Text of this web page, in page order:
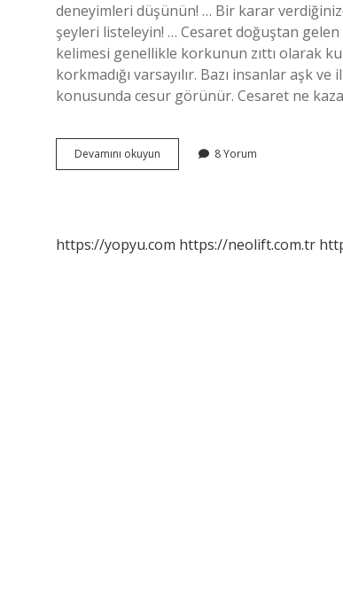
deneyimleri düşünün! … Bir karar
şeyleri listeleyin! … Cesaret doğuştan
kelimesi genellikle korkunun zıttı olarak
korkmadığı varsayılır. Bazı insanlar aşk
konusunda cesur görünür. Cesaret ne
Devamını okuyun Cesaretli
Olmak
8 Yorum
https://yopyu.com https://neolift.com.tr